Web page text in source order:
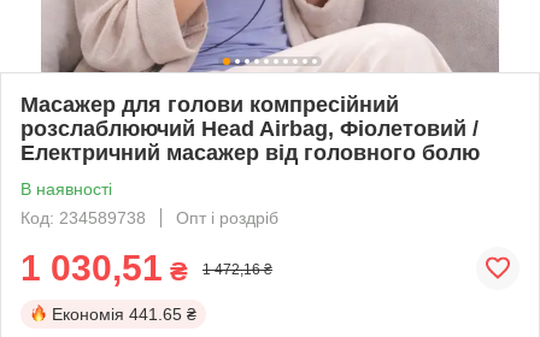
Масажер для голови компресійний
розслаблюючий Head Airbag, Фіолетовий /
Електричний масажер від головного болю
В наявності
Код: 234589738
Опт і роздріб
1 030,51 ₴ 1 472,16 ₴
Економія 441.65 ₴